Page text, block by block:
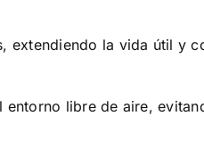
extendiendo la vida útil y
libre de aire,